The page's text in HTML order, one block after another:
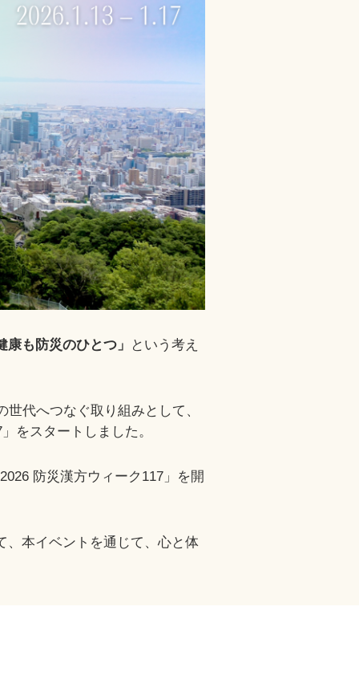
康も防災のひとつ」
という考え
代へつなぐ取り組みとして、
をスタートしました。
防災漢方ウィーク117」を開
、本イベントを通じて、心と体